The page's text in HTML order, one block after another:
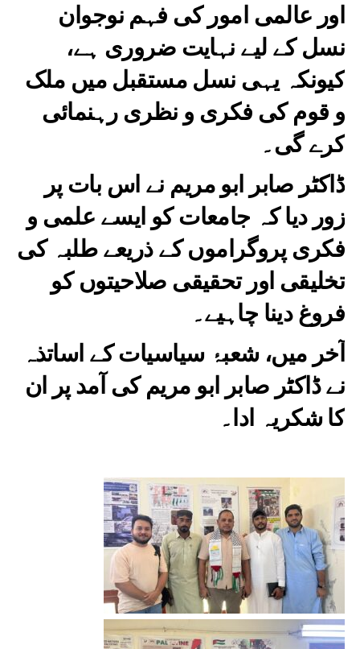
اور عالمی امور کی فہم نوجوان
نسل کے لیے نہایت ضروری ہے،
کیونکہ یہی نسل مستقبل میں ملک
و قوم کی فکری و نظری رہنمائی
کرے گی۔
ڈاکٹر صابر ابو مریم نے اس بات پر
زور دیا کہ جامعات کو ایسے علمی و
فکری پروگراموں کے ذریعے طلبہ کی
تخلیقی اور تحقیقی صلاحیتوں کو
فروغ دینا چاہیے۔
آخر میں، شعبۂ سیاسیات کے اساتذہ
نے ڈاکٹر صابر ابو مریم کی آمد پر ان
کا شکریہ ادا۔